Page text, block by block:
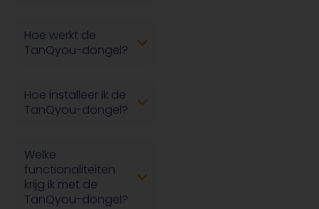
Hoe werkt de
TanQyou-dongel?
Hoe installeer ik de
TanQyou-dongel?
Welke
functionaliteiten
krijg ik met de
TanQyou-dongel?